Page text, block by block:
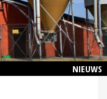
NIEUWS